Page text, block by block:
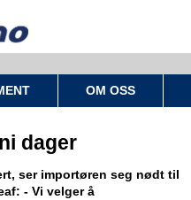
OM OSS
dager
ser importøren seg nødt til
- Vi velger å